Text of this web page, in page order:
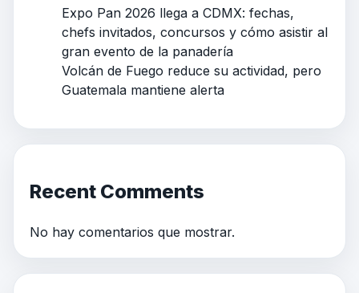
Expo Pan 2026 llega a CDMX: fechas,
chefs invitados, concursos y cómo asistir al
gran evento de la panadería
Volcán de Fuego reduce su actividad, pero
Guatemala mantiene alerta
Recent Comments
No hay comentarios que mostrar.